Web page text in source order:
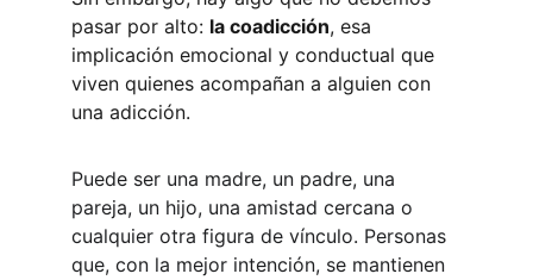
pasar por alto: la coadicción, esa
implicación emocional y conductual que
viven quienes acompañan a alguien con
una adicción.
Puede ser una madre, un padre, una
pareja, un hijo, una amistad cercana o
cualquier otra figura de vínculo. Personas
que, con la mejor intención, se mantienen